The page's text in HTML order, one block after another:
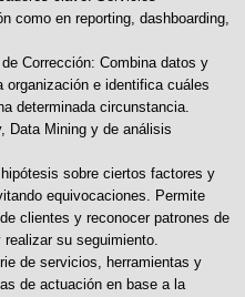
como en reporting, dashboarding,
Corrección: Combina datos y
organización e identifica cuáles
determinada circunstancia.
Data Mining y de análisis
sobre ciertos factores y
equivocaciones. Permite
clientes y reconocer patrones de
su seguimiento.
de servicios, herramientas y
de actuación en base a la